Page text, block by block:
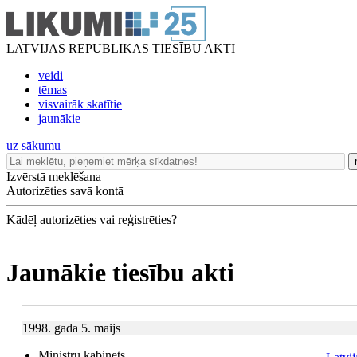
LATVIJAS REPUBLIKAS TIESĪBU AKTI
veidi
tēmas
visvairāk skatītie
jaunākie
uz sākumu
Izvērstā meklēšana
Autorizēties savā kontā
Kādēļ autorizēties vai reģistrēties?
Jaunākie tiesību akti
1998. gada 5. maijs